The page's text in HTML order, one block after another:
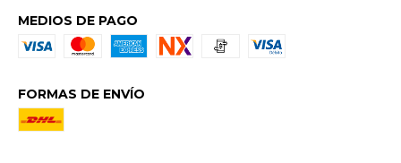
MEDIOS DE PAGO
FORMAS DE ENVÍO